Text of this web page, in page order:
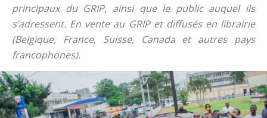
principaux du GRIP, ainsi que le public auquel ils
s’adressent. En vente au GRIP et diffusés en librairie
(Belgique, France, Suisse, Canada et autres pays
francophones).